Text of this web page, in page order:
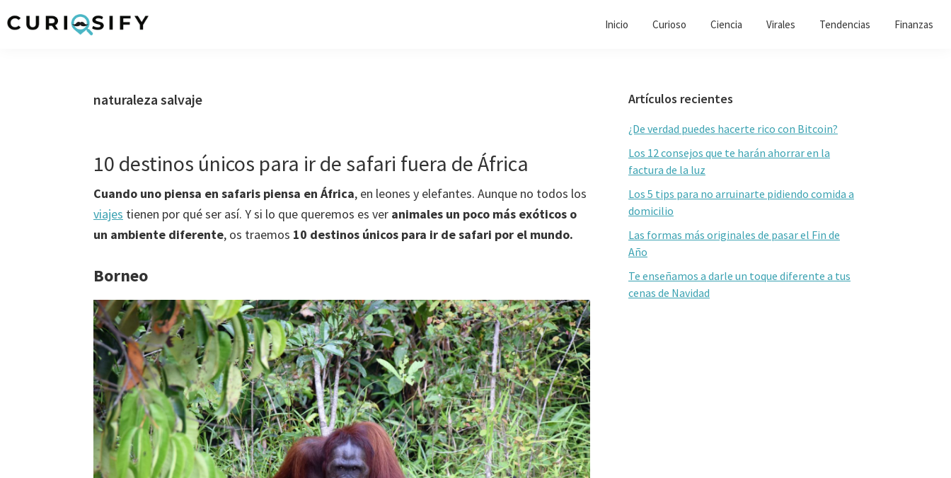
alal
Inicio Curioso Ciencia Virales Tendencias Finanzas
naturaleza salvaje
10 destinos únicos para ir de safari fuera de África
Cuando uno piensa en safaris piensa en África, en leones y elefantes. Aunque no todos los
viajes tienen por qué ser así. Y si lo que queremos es ver animales un poco más exóticos o
un ambiente diferente, os traemos 10 destinos únicos para ir de safari por el mundo.
Borneo
Barra
lateral
primaria
Artículos recientes
¿De verdad puedes hacerte rico con Bitcoin?
Los 12 consejos que te harán ahorrar en la
factura de la luz
Los 5 tips para no arruinarte pidiendo comida a
domicilio
Las formas más originales de pasar el Fin de
Año
Te enseñamos a darle un toque diferente a tus
cenas de Navidad